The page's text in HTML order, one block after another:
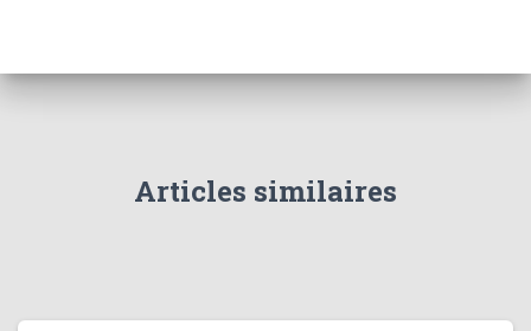
Articles similaires